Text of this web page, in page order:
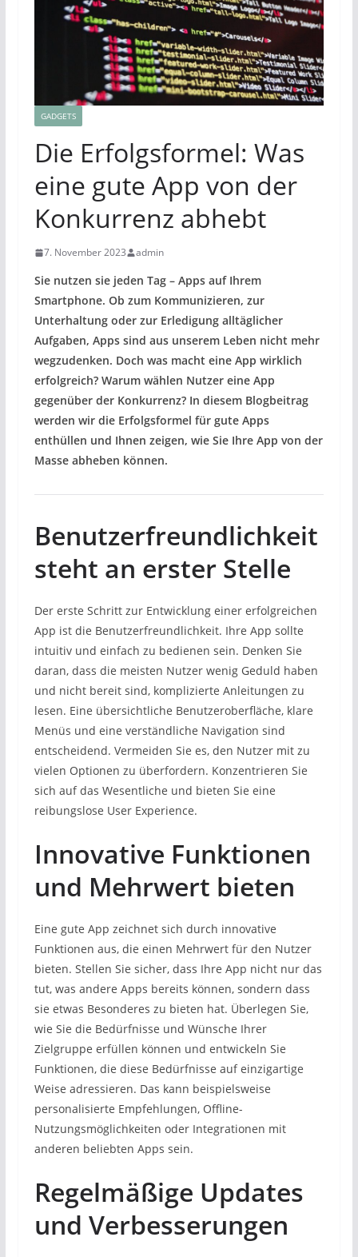
GADGETS
Die Erfolgsformel: Was
eine gute App von der
Konkurrenz abhebt
7. November 2023 admin
Sie nutzen sie jeden Tag – Apps auf Ihrem
Smartphone. Ob zum Kommunizieren, zur
Unterhaltung oder zur Erledigung alltäglicher
Aufgaben, Apps sind aus unserem Leben nicht mehr
wegzudenken. Doch was macht eine App wirklich
erfolgreich? Warum wählen Nutzer eine App
gegenüber der Konkurrenz? In diesem Blogbeitrag
werden wir die Erfolgsformel für gute Apps
enthüllen und Ihnen zeigen, wie Sie Ihre App von der
Masse abheben können.
Benutzerfreundlichkeit
steht an erster Stelle
Der erste Schritt zur Entwicklung einer erfolgreichen
App ist die Benutzerfreundlichkeit. Ihre App sollte
intuitiv und einfach zu bedienen sein. Denken Sie
daran, dass die meisten Nutzer wenig Geduld haben
und nicht bereit sind, komplizierte Anleitungen zu
lesen. Eine übersichtliche Benutzeroberfläche, klare
Menüs und eine verständliche Navigation sind
entscheidend. Vermeiden Sie es, den Nutzer mit zu
vielen Optionen zu überfordern. Konzentrieren Sie
sich auf das Wesentliche und bieten Sie eine
reibungslose User Experience.
Innovative Funktionen
und Mehrwert bieten
Eine gute App zeichnet sich durch innovative
Funktionen aus, die einen Mehrwert für den Nutzer
bieten. Stellen Sie sicher, dass Ihre App nicht nur das
tut, was andere Apps bereits können, sondern dass
sie etwas Besonderes zu bieten hat. Überlegen Sie,
wie Sie die Bedürfnisse und Wünsche Ihrer
Zielgruppe erfüllen können und entwickeln Sie
Funktionen, die diese Bedürfnisse auf einzigartige
Weise adressieren. Das kann beispielsweise
personalisierte Empfehlungen, Offline-
Nutzungsmöglichkeiten oder Integrationen mit
anderen beliebten Apps sein.
Regelmäßige Updates
und Verbesserungen